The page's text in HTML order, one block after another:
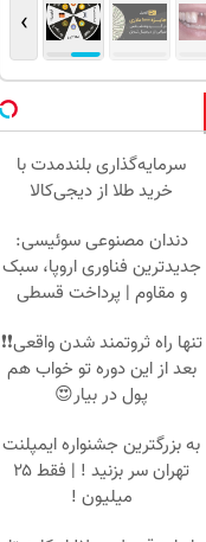
›
سرمایه‌گذاری بلندمدت با
خرید طلا از دیجی‌کالا
دندان مصنوعی سوئیسی:
جدیدترین فناوری اروپا، سبک
و مقاوم | پرداخت قسطی
تنها راه ثروتمند شدن واقعی❗❗
بعد از این دوره تو خواب هم
پول در بیار😍
به بزرگترین جشنواره ایمپلنت
تهران سر بزنید ! | فقط ۲۵
میلیون !